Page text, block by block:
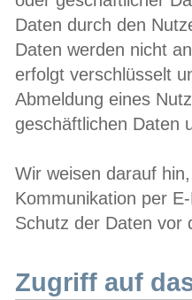
Daten durch den
Daten werden nicht
erfolgt verschlüsselt
Abmeldung eines
geschäftlichen Daten
Wir weisen darauf
Kommunikation per
Schutz der Daten vor
Zugriff auf